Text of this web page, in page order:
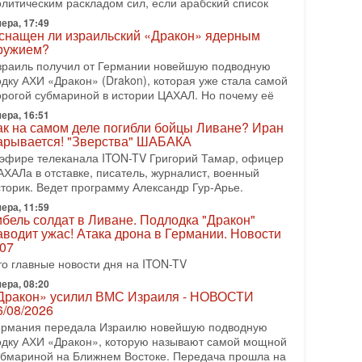
2026, 08:42
отменил удар по Ирану - НОВОСТИ
08/2026
США Дональд Трамп сегодня заявил об
подготовленного удара по Ирану после
Тегерана и других стран региона. По его
2026, 17:50
голос» Израиля: кто заберет его на этот
русскоязычных репатриантов не раз кардинально
политический ландшафт Израиля. Достаточно
взлет партии «Исраэль ба-алия», когда
2026, 17:00
закрытых дверей: о чём на самом деле
Трамп и Нетаньяху?
визит премьер-министра Израиля Биньямина
в США и его встреча с Дональдом Трампом
больше вопросов, чем ответов. Полная
07-2026, 15:18
готовит покушение на Нетаниягу! Трамп не
эскалации, но КСИР готовит взрыв!
телеканала ITON-TV СЕРГЕЙ МИГДАЛЬ,
17:49
ли израильский «Дракон» ядерным
получил от Германии новейшую подводную
АХИ «Дракон» (Drakon), которая уже стала самой
субмариной в истории ЦАХАЛ. Но почему её
16:51
на самом деле погибли бойцы Ливане? Иран
"Зверства" ШАБАКА
телеканала ITON-TV Григорий Тамар, офицер
в отставке, писатель, журналист, военный
Ведет программу Александр Гур-Арье.
11:59
солдат в Ливане. Подлодка "Дракон"
ужас! Атака дрона в Германии. Новости
главные новости дня на ITON-TV
08:20
усилил ВМС Израиля - НОВОСТИ
08/2026
передала Израилю новейшую подводную
АХИ «Дракон», которую называют самой мощной
на Ближнем Востоке. Передача прошла на